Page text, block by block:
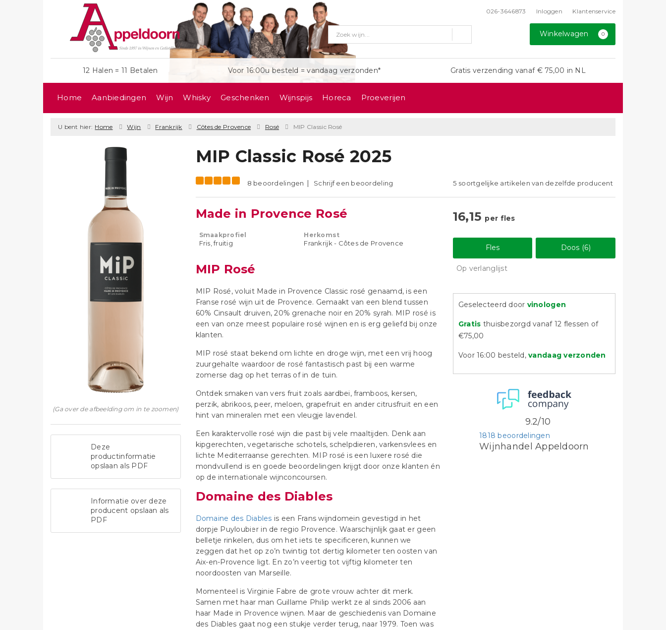
026-3646873 Inloggen Klantenservice
Winkelwagen 0
12 Halen = 11 Betalen Voor 16:00u besteld = vandaag verzonden* Gratis verzending vanaf € 75,00 in NL
Home Aanbiedingen Wijn Whisky Geschenken Wijnspijs Horeca Proeverijen
U bent hier: Home Wijn Frankrijk Côtes de Provence Rosé MIP Classic Rosé
(Ga over de afbeelding om in te zoomen)
Deze
productinformatie
opslaan als PDF
Informatie over deze
producent opslaan als
PDF
MIP Classic Rosé 2025
8 beoordelingen Schrijf een beoordeling 5 soortgelijke artikelen van dezelfde producent
Made in Provence Rosé
Smaakprofiel
Fris, fruitig
Herkomst
Frankrijk - Côtes de Provence
MIP Rosé
MIP Rosé, voluit Made in Provence Classic rosé genaamd, is een
Franse rosé wijn uit de Provence. Gemaakt van een blend tussen
60% Cinsault druiven, 20% grenache noir en 20% syrah. MIP rosé is
een van onze meest populaire rosé wijnen en is erg geliefd bij onze
klanten.
MIP rosé staat bekend om lichte en droge wijn, met een vrij hoog
zuurgehalte waardoor de rosé fantastisch past bij een warme
zomerse dag op het terras of in de tuin.
Ontdek smaken van vers fruit zoals aardbei, framboos, kersen,
perzik, abrikoos, peer, meloen, grapefruit en ander citrusfruit en een
hint van mineralen met een vleugje lavendel.
Een karaktervolle rosé wijn die past bij vele maaltijden. Denk aan
kipgerechten, vegetarische schotels, schelpdieren, varkensvlees en
lichte Mediterraanse gerechten. MIP rosé is een luxere rosé die
mondvullend is en goede beoordelingen krijgt door onze klanten én
op de internationale wijnconcoursen.
Domaine des Diables
Domaine des Diables is een Frans wijndomein gevestigd in het
dorpje Puyloubier in de regio Provence. Waarschijnlijk gaat er geen
belletje rinkelen, dus om het iets te specificeren, kunnen we
zeggen dat het op zo’n twintig tot dertig kilometer ten oosten van
Aix-en-Provence ligt. En zo’n veertig tot vijftig kilometer ten
noordoosten van Marseille.
Momenteel is Virginie Fabre de grote vrouw achter dit merk.
Samen met haar man Guillame Philip werkt ze al sinds 2006 aan
haar Made in Provence wijnen. Maar de geschiedenis van Domaine
des Diables gaat nog een stukje verder terug, naar 1979. Toen was
16,15 per fles
Fles Doos (6)
Op verlanglijst
Geselecteerd door vinologen
Gratis thuisbezorgd vanaf 12 flessen of
€75,00
Voor 16:00 besteld,vandaag verzonden
Wijnhandel Appeldoorn
1818 beoordelingen
9.2/10